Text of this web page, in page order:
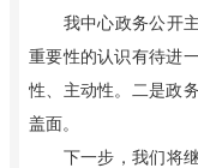
我中心政务公开
重要性的认识有待进
性、主动性。二是政
盖面。
下一步，我们将